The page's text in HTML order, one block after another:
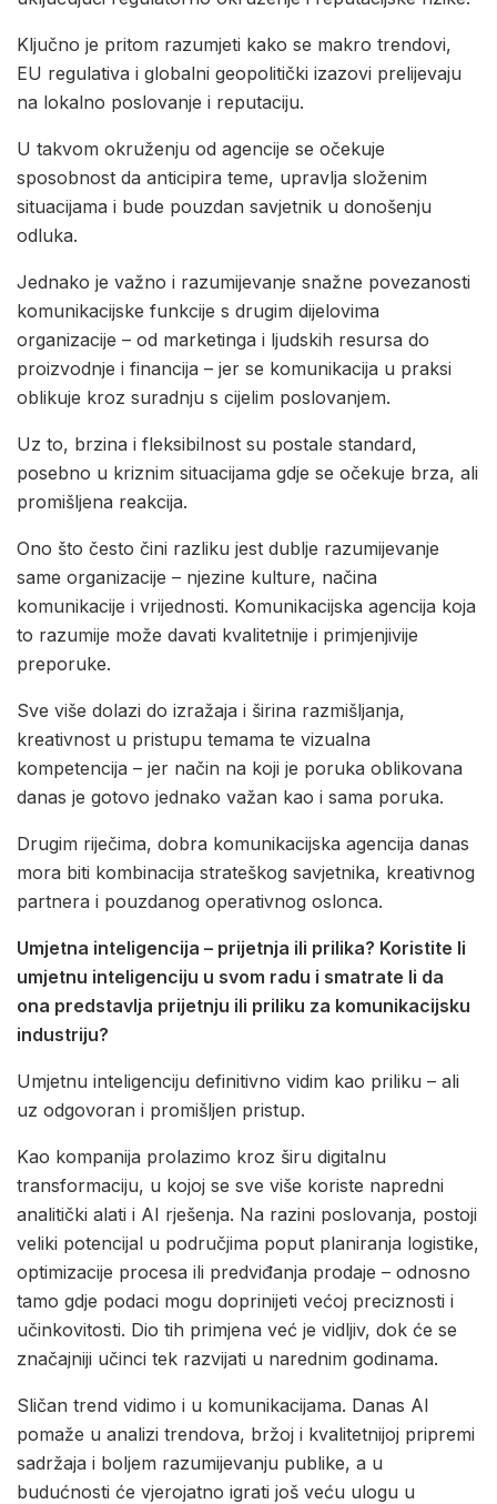
Ključno je pritom razumjeti kako se makro trendovi,
EU regulativa i globalni geopolitički izazovi prelijevaju
na lokalno poslovanje i reputaciju.
U takvom okruženju od agencije se očekuje
sposobnost da anticipira teme, upravlja složenim
situacijama i bude pouzdan savjetnik u donošenju
odluka.
Jednako je važno i razumijevanje snažne povezanosti
komunikacijske funkcije s drugim dijelovima
organizacije – od marketinga i ljudskih resursa do
proizvodnje i financija – jer se komunikacija u praksi
oblikuje kroz suradnju s cijelim poslovanjem.
Uz to, brzina i fleksibilnost su postale standard,
posebno u kriznim situacijama gdje se očekuje brza, ali
promišljena reakcija.
Ono što često čini razliku jest dublje razumijevanje
same organizacije – njezine kulture, načina
komunikacije i vrijednosti. Komunikacijska agencija koja
to razumije može davati kvalitetnije i primjenjivije
preporuke.
Sve više dolazi do izražaja i širina razmišljanja,
kreativnost u pristupu temama te vizualna
kompetencija – jer način na koji je poruka oblikovana
danas je gotovo jednako važan kao i sama poruka.
Drugim riječima, dobra komunikacijska agencija danas
mora biti kombinacija strateškog savjetnika, kreativnog
partnera i pouzdanog operativnog oslonca.
Umjetna inteligencija – prijetnja ili prilika? Koristite li
umjetnu inteligenciju u svom radu i smatrate li da
ona predstavlja prijetnju ili priliku za komunikacijsku
industriju?
Umjetnu inteligenciju definitivno vidim kao priliku – ali
uz odgovoran i promišljen pristup.
Kao kompanija prolazimo kroz širu digitalnu
transformaciju, u kojoj se sve više koriste napredni
analitički alati i AI rješenja. Na razini poslovanja, postoji
veliki potencijal u područjima poput planiranja logistike,
optimizacije procesa ili predviđanja prodaje – odnosno
tamo gdje podaci mogu doprinijeti većoj preciznosti i
učinkovitosti. Dio tih primjena već je vidljiv, dok će se
značajniji učinci tek razvijati u narednim godinama.
Sličan trend vidimo i u komunikacijama. Danas AI
pomaže u analizi trendova, bržoj i kvalitetnijoj pripremi
sadržaja i boljem razumijevanju publike, a u
budućnosti će vjerojatno igrati još veću ulogu u